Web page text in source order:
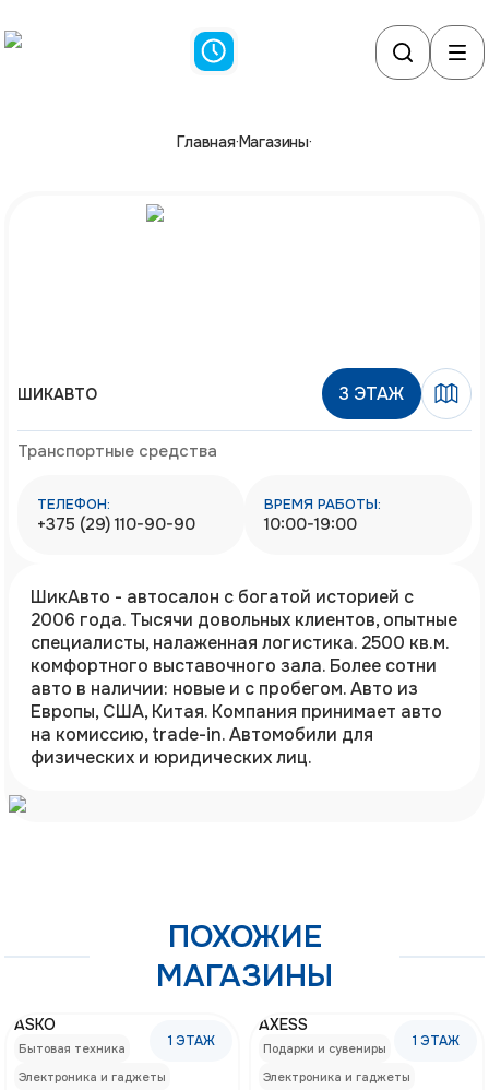
Главная·Магазины·
ШИКАВТО 3 ЭТАЖ
Транспортные средства
ТЕЛЕФОН:
+375 (29) 110-90-90
ВРЕМЯ РАБОТЫ:
10:00-19:00
ШикАвто - автосалон с богатой историей с
2006 года. Тысячи довольных клиентов, опытные
специалисты, налаженная логистика. 2500 кв.м.
комфортного выставочного зала. Более сотни
авто в наличии: новые и с пробегом. Авто из
Европы, США, Китая. Компания принимает авто
на комиссию, trade-in. Автомобили для
физических и юридических лиц.
ПОХОЖИЕ
МАГАЗИНЫ
1 ЭТАЖ
ASKO
Бытовая техника
Электроника и гаджеты
1 ЭТАЖ
AXESS
Подарки и сувениры
Электроника и гаджеты